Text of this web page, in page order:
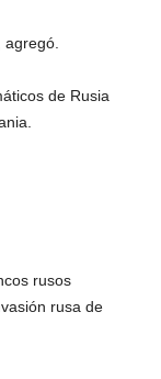
de Rusia
rusos
rusa de